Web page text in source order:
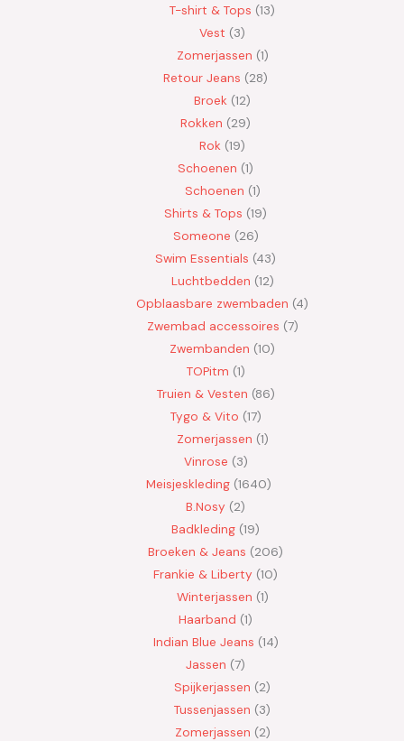
T-shirt & Tops 13
Vest
3
Zomerjassen 1
Retour Jeans
28
Broek 12
Rokken
29
Rok 19
Schoenen 1
Schoenen 1
Shirts & Tops 19
Someone 26
Swim Essentials 43
Luchtbedden 12
Opblaasbare zwembaden 4
Zwembad accessoires 7
Zwembanden 10
TOPitm 1
Truien & Vesten 86
Tygo & Vito 17
Zomerjassen 1
Vinrose 3
Meisjeskleding 1640
B.Nosy
2
Badkleding 19
Broeken & Jeans
206
Frankie & Liberty 10
Winterjassen 1
Haarband 1
Indian Blue Jeans 14
Jassen 7
Spijkerjassen
2
Tussenjassen
3
Zomerjassen 2